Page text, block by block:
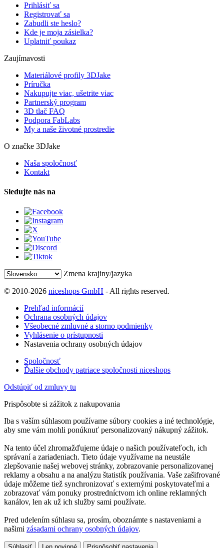
Prihlásiť sa
Registrovať sa
Zabudli ste heslo?
Kde je moja zásielka?
Uplatniť poukaz
Zaujímavosti
Materiálové profily 3DJake
Príručka
Nakupujte viac, ušetrite viac
Partnerský program
3D tlač FAQ
Podpora FabLabs
My a naše životné prostredie
O značke 3DJake
Naša spoločnosť
Kontakt
Sledujte nás na
Zmena krajiny/jazyka
© 2010-2026 niceshops GmbH - All rights reserved.
Prehľad informácií
Ochrana osobných údajov
Všeobecné zmluvné a storno podmienky
Vyhlásenie o prístupnosti
Nastavenia ochrany osobných údajov
Spoločnosť
Ďalšie obchody patriace spoločnosti niceshops
Odstúpiť od zmluvy tu
Prispôsobte si zážitok z nakupovania
Iba s vaším súhlasom používame súbory cookies a iné technológie,
aby sme vám mohli ponúknuť personalizovaný nákupný zážitok.
Na tento účel zhromažďujeme údaje o našich používateľoch, ich
správaní a zariadeniach. Tieto údaje využívame na neustále
zlepšovanie našej webovej stránky, zobrazovanie personalizovanej
reklamy a obsahu a na analýzu štatistík používania. Vaše zašifrované
údaje môžeme tiež synchronizovať s externými poskytovateľmi a
zobrazovať vám ponuky prostredníctvom ich online reklamných
kanálov, len ak už ich služby sami používate.
Pred udelením súhlasu sa, prosím, oboznámte s nastaveniami a
našimi zásadami ochrany osobných údajov.
Súhlasiť Len povinné Prispôsobiť nastavenia